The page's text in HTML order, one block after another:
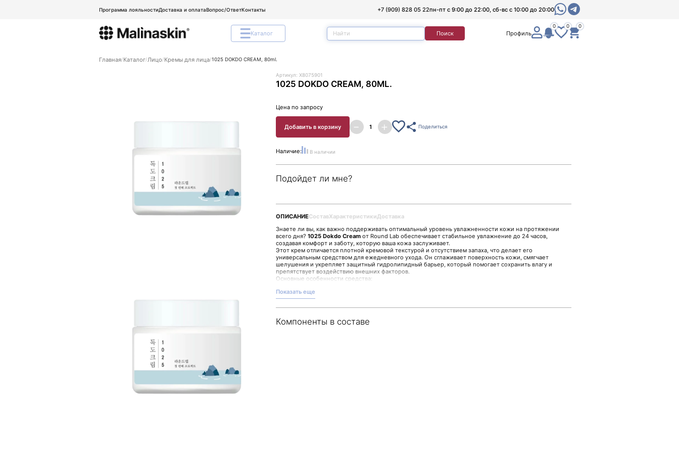
Программа лояльностиДоставка и оплатаВопрос/ОтветКонтакты +7 (909) 828 05 22пн-пт с 9:00 до 22:00, сб-вс с 10:00 до 20:00
Каталог Поиск Профиль
0 0 0
Главная Каталог Лицо Кремы для лица 1025 DOKDO CREAM, 80ml.
Артикул: X8075901
1025 DOKDO CREAM, 80ML.
Цена по запросу
Добавить в корзину Поделиться
Наличие: В наличии
Подойдет ли мне?
ОПИСАНИЕСоставХарактеристикиДоставка
Знаете ли вы, как важно поддерживать оптимальный уровень увлажненности кожи на протяжении
всего дня? 1025 Dokdo Cream от Round Lab обеспечивает стабильное увлажнение до 24 часов,
создавая комфорт и заботу, которую ваша кожа заслуживает.
Этот крем отличается плотной кремовой текстурой и отсутствием запаха, что делает его
универсальным средством для ежедневного ухода. Он сглаживает поверхность кожи, смягчает
шелушения и укрепляет защитный гидролипидный барьер, который помогает сохранить влагу и
препятствует воздействию внешних факторов.
Основные особенности средства:
Обогащение минералами глубинной морской воды, очищенной по наномембранной
технологии.
Рекомендуется использовать крем после очищения и тонизирования, распределяя средство по
Показать еще
Компоненты в составе